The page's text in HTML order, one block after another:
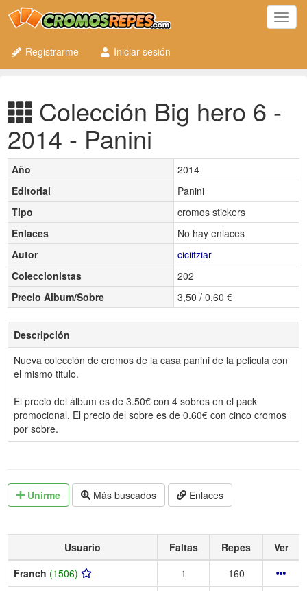
Registrarme
Iniciar sesión
Colección Big hero 6 -
2014 - Panini
Año
2014
Editorial
Panini
Tipo
cromos stickers
Enlaces
No hay enlaces
Autor
ciciitziar
Coleccionistas
202
Precio Album/Sobre
3,50 / 0,60 €
Descripción
Nueva colección de cromos de la casa panini de la pelicula con
el mismo titulo.
El precio del álbum es de 3.50€ con 4 sobres en el pack
promocional. El precio del sobre es de 0.60€ con cinco cromos
por sobre.
Unirme Más buscados Enlaces
Usuario Faltas Repes
Ver
Franch (1506) 1
160